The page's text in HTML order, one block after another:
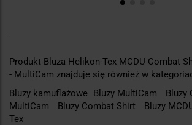
Produkt Bluza Helikon-Tex MCDU Combat
- MultiCam znajduje się również w
Bluzy kamuflażowe Bluzy MultiCam
Bluzy
MultiCam
Bluzy Combat Shirt Bluzy
Tex